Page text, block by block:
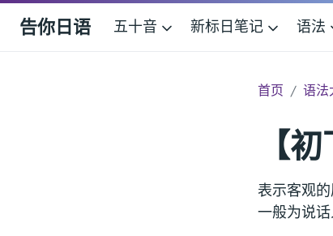
告你日语 五十音 新标日笔记 语法
首页 语法
【
表示客观
一般为说